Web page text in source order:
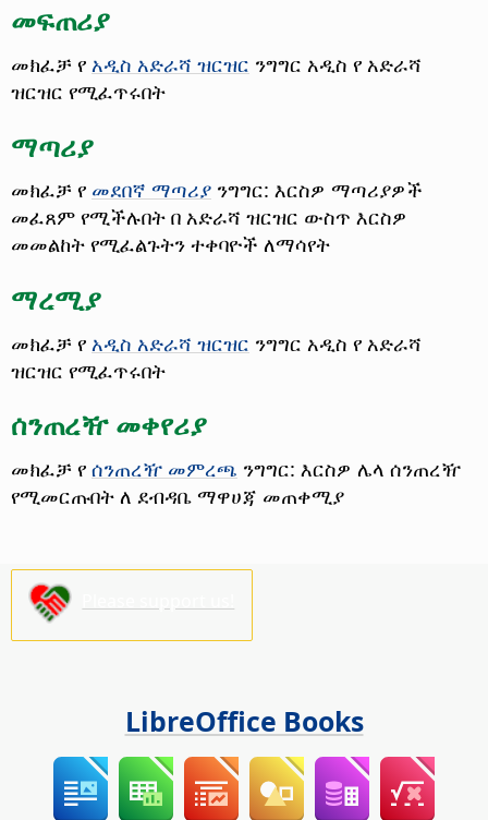
መፍጠሪያ
መክፈቻ የ አዲስ አድራሻ ዝርዝር ንግግር አዲስ የ አድራሻ
ዝርዝር የሚፈጥሩበት
ማጣሪያ
መክፈቻ የ መደበኛ ማጣሪያ ንግግር: እርስዎ ማጣሪያዎች
መፈጸም የሚችሉበት በ አድራሻ ዝርዝር ውስጥ እርስዎ
መመልከት የሚፈልጉትን ተቀባዮች ለማሳየት
ማረሚያ
መክፈቻ የ አዲስ አድራሻ ዝርዝር ንግግር አዲስ የ አድራሻ
ዝርዝር የሚፈጥሩበት
ሰንጠረዥ መቀየሪያ
መክፈቻ የ ሰንጠረዥ መምረጫ ንግግር: እርስዎ ሌላ ሰንጠረዥ
የሚመርጡበት ለ ደብዳቤ ማዋሀጃ መጠቀሚያ
LibreOffice Books